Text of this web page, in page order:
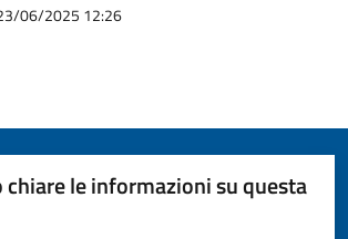
06/2025 12:26
chiare le informazioni su questa